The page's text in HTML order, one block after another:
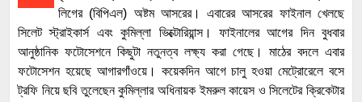
লিগের (বিপিএল) অষ্টম আসরের। এবারের আসরের ফাইনাল খেলছে
সিলেট স্ট্রাইকার্স এবং কুমিল্লা ভিক্টোরিয়ান্স। ফাইনালের আগের দিন বুধবার
আনুষ্ঠানিক ফটোসেশনে কিছুটা নতুনত্ব লক্ষ্য করা গেছে। মাঠের বদলে এবার
ফটোসেশন হয়েছে আগারগাঁওয়ে। কয়েকদিন আগে চালু হওয়া মেট্রোরেলে বসে
ট্রফি নিয়ে ছবি তুলেছেন কুমিল্লার অধিনায়ক ইমরুল কায়েস ও সিলেটের ক্রিকেটার